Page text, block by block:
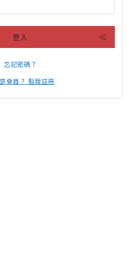
登入
忘記密碼？
會員？ 點我註冊